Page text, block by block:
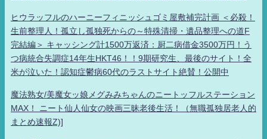
ヒウラッフルのハーニーフィニッシュゴミ屋敷補完計画 ＜必殺！
生前整理人！孤立し孤独死からの～特殊清掃・遺品整理への道F
完結編＞ キャッシング計1500万返済：厨二病借金3500万円！う
つ病統合失調症14年生HKT46！！9期研究生、最後のサイト！全
米が泣いた！認知症鬱病60代のラストサイト絶賛！公開中
魔法熟女/美魔女ッ娘メグみみちゃんのニートッフルステーション
MAX！ ニート仙人仙女の映画三昧老後生活！（無職孤独居老人的
まとめ速報Z)]